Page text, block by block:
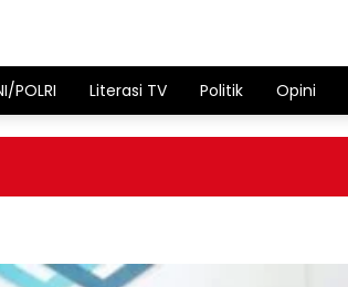
POLRI Literasi TV Politik Opini